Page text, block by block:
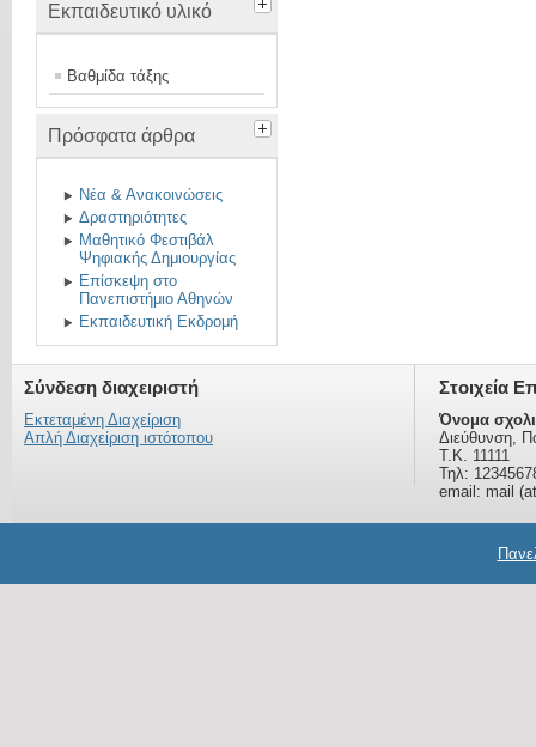
Εκπαιδευτικό υλικό
Βαθμίδα τάξης
Πρόσφατα άρθρα
Νέα & Ανακοινώσεις
Δραστηριότητες
Μαθητικό Φεστιβάλ
Ψηφιακής Δημιουργίας
Επίσκεψη στο
Πανεπιστήμιο Αθηνών
Εκπαιδευτική Εκδρομή
Σύνδεση διαχειριστή
Εκτεταμένη Διαχείριση
Απλή Διαχείριση ιστότοπου
Στοιχεία
Όνομα
Διεύθυνση,
Τ.Κ. 11111
Τηλ:
email: mail